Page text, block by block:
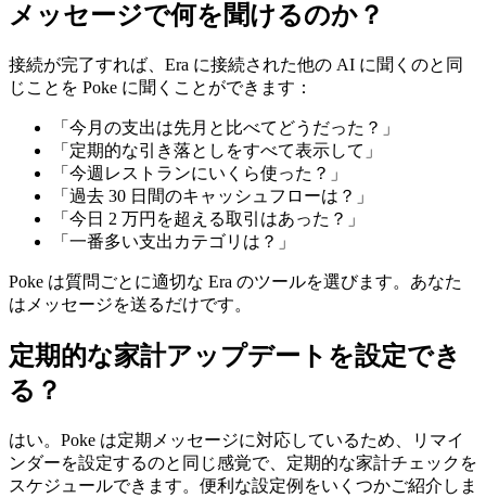
メッセージで何を聞けるのか？
接続が完了すれば、Era に接続された他の AI に聞くのと同
じことを Poke に聞くことができます：
「今月の支出は先月と比べてどうだった？」
「定期的な引き落としをすべて表示して」
「今週レストランにいくら使った？」
「過去 30 日間のキャッシュフローは？」
「今日 2 万円を超える取引はあった？」
「一番多い支出カテゴリは？」
Poke は質問ごとに適切な Era のツールを選びます。あなた
はメッセージを送るだけです。
定期的な家計アップデートを設定でき
る？
はい。Poke は定期メッセージに対応しているため、リマイ
ンダーを設定するのと同じ感覚で、定期的な家計チェックを
スケジュールできます。便利な設定例をいくつかご紹介しま